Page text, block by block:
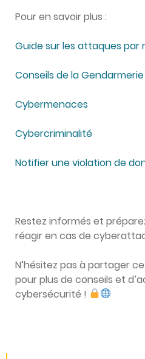
Pour en savoir plus :
Guide sur les attaques par
Conseils de la
Cybermenaces
Cybercriminalité
Notifier une violation de
Restez informés et
réagir en cas de
N’hésitez pas à partager
pour plus de conseils et
cybersécurité !